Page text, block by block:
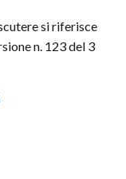
si riferisce
n. 123 del 3